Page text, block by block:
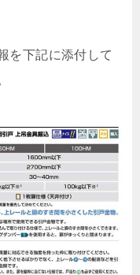
を下記に添付して